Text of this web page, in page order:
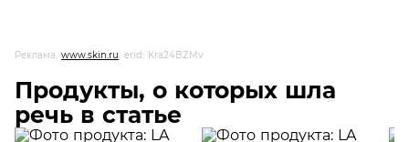
Реклама, www.skin.ru, erid: Kra24BZMv
Продукты, о которых шла
речь в статье